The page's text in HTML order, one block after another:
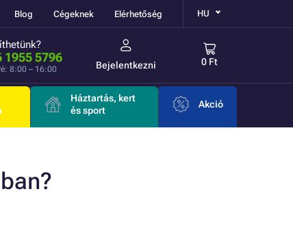
Blog Cégeknek Elérhetőség HU
1955 5796
8:00 – 16:00 Bejelentkezni 0 Ft
Háztartás, kert
és sport
Akció